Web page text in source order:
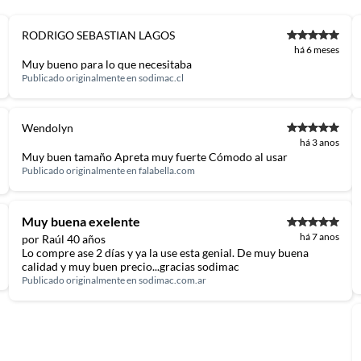
ou no Centro de Distribuição, o atendente
disponível em sua loja em até 30 (trinta) dias,
em quaisquer das lojas ou no Centro de
qualquer tipo de vício, não é obrigatório. No
original, intacta e acompanhada da
poderá trocar o produto por quaisquer outros
RODRIGO SEBASTIAN LAGOS
há 6 meses
Muy bueno para lo que necesitaba
Publicado originalmente en sodimac.cl
Wendolyn
há 3 anos
Muy buen tamaño Apreta muy fuerte Cómodo al usar
Publicado originalmente en falabella.com
Muy buena exelente
por Raúl 40 años há 7 anos
Lo compre ase 2 días y ya la use esta genial. De muy buena
calidad y muy buen precio...gracias sodimac
Publicado originalmente en sodimac.com.ar